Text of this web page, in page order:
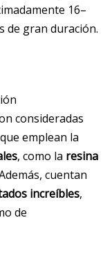
16–
de gran duración.
consideradas
emplean la
, como la resina
cuentan
increíbles,
de